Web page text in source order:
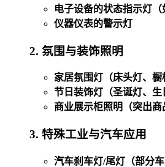
电子设备的状态指示灯（
仪器仪表的警示灯
2. 氛围与装饰照明
家居氛围灯（床头灯、橱
节日装饰灯（圣诞灯、生
商业展示柜照明（突出商
3. 特殊工业与汽车应用
汽车刹车灯/尾灯（部分车